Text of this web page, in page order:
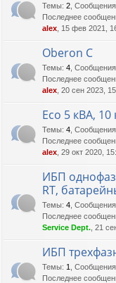
Темы: 2 Сообщения
Последнее
alex , 15 фев 2021,
Oberon C
Темы: 4 Сообщения
Последнее
alex , 20 сен 2023,
Eco 5 кВА, 10
Темы: 4 Сообщения
Последнее
alex , 29 окт 2020,
ИБП
RT,
Темы: 4 Сообщения
Последнее
Service Dept. , 21
ИБП
Темы: 1 Сообщения
Последнее